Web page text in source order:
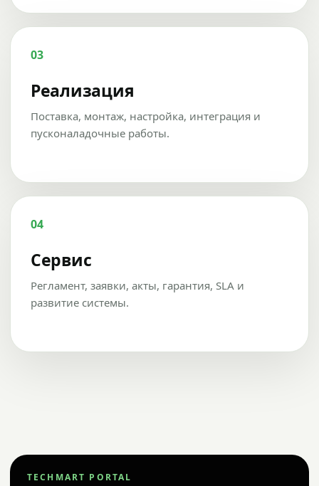
03
Реализация
Поставка, монтаж, настройка, интеграция и
пусконаладочные работы.
04
Сервис
Регламент, заявки, акты, гарантия, SLA и
развитие системы.
TECHMART PORTAL